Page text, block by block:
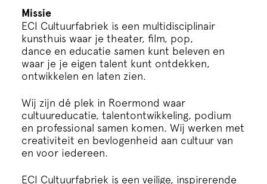
Onderwijs
ECI Cultuurcafé
Over ons
Contact
Missie
ECI Cultuurfabriek is een multidisciplinair
kunsthuis waar je theater, film, pop,
dance en educatie samen kunt beleven en
waar je je eigen talent kunt ontdekken,
ontwikkelen en laten zien.
Wij zijn dé plek in Roermond waar
cultuureducatie, talentontwikkeling, podium
en professional samen komen. Wij werken met
creativiteit en bevlogenheid aan cultuur van
en voor iedereen.
ECI Cultuurfabriek is een veilige, inspirerende